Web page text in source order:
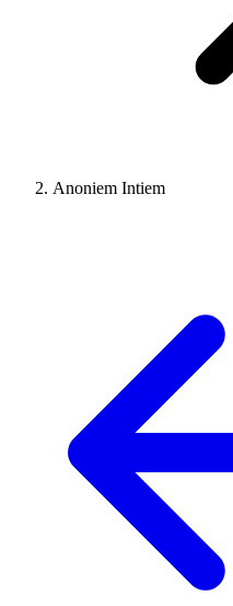
Anoniem Intiem